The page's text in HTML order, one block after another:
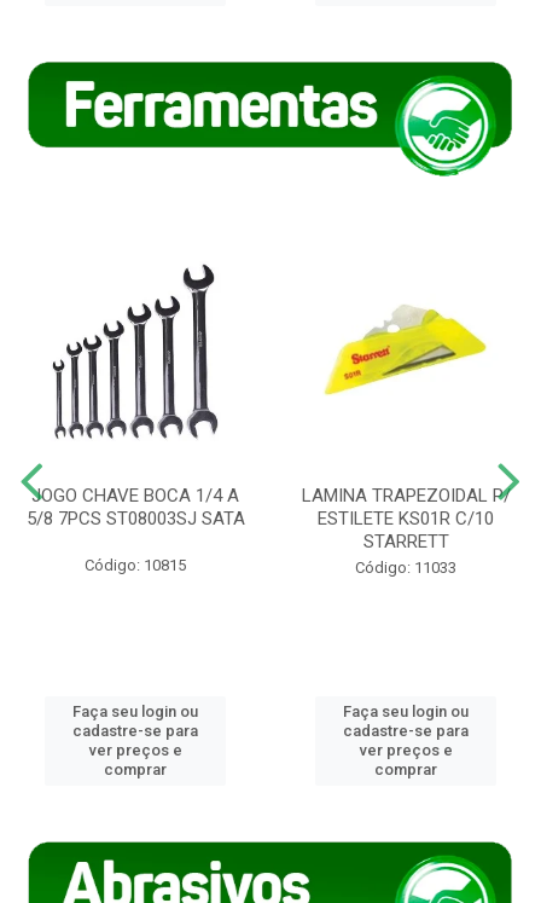
JOGO CHAVE BOCA 1/4 A
5/8 7PCS ST08003SJ SATA
Código: 10815
Faça seu login ou
cadastre-se para
ver preços e
comprar
LAMINA TRAPEZOIDAL P/
ESTILETE KS01R C/10
STARRETT
Código: 11033
Faça seu login ou
cadastre-se para
ver preços e
comprar